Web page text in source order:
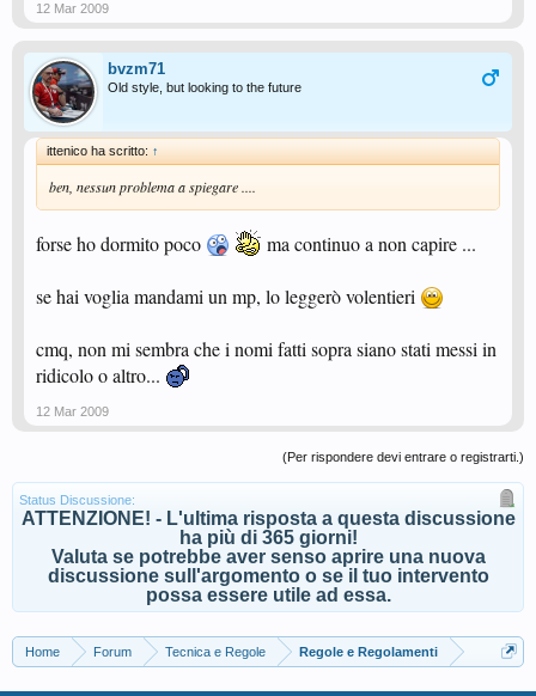
12 Mar 2009
bvzm71
Old style, but looking to the future
ittenico ha scritto: ↑
ben, nessun problema a spiegare ....
forse ho dormito poco ma continuo a non capire ...
se hai voglia mandami un mp, lo leggerò volentieri
cmq, non mi sembra che i nomi fatti sopra siano stati messi in
ridicolo o altro...
12 Mar 2009
(Per rispondere devi entrare o registrarti.)
Status Discussione:
ATTENZIONE! - L'ultima risposta a questa discussione
ha più di 365 giorni!
Valuta se potrebbe aver senso aprire una nuova
discussione sull'argomento o se il tuo intervento
possa essere utile ad essa.
Home Forum Tecnica e Regole Regole e Regolamenti